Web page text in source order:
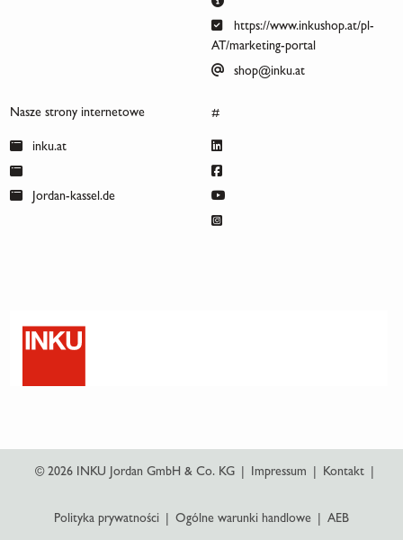
https://www.inkushop.at/pl-
AT/marketing-portal
shop@inku.at
Nasze strony internetowe
inku.at
Jordan-kassel.de
#
© 2026 INKU Jordan GmbH & Co. KG Impressum Kontakt
Polityka prywatności Ogólne warunki handlowe AEB